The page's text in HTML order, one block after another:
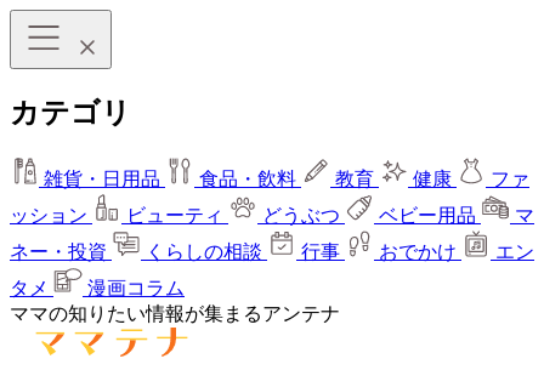
カテゴリ
雑貨・日用品 食品・飲料 教育 健康
ファ
ッション
ビューティ どうぶつ ベビー用品
マ
ネー・投資
くらしの相談 行事 おでかけ
エン
タメ
漫画コラム
ママの知りたい情報が集まるアンテナ